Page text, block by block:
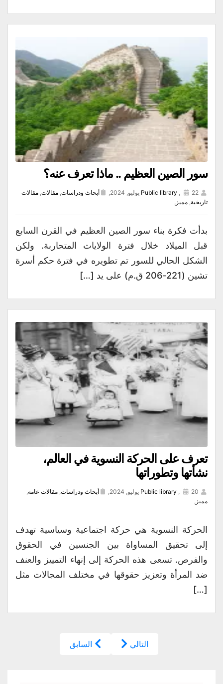
سور الصين العظيم .. ماذا تعرف عنه؟
Public library , 22 يوليو, 2024, أبحاث ودراسات, مقالات, مقالات
تاريخية, مميز ,
بدأت فكرة بناء سور الصين العظيم في القرن السابع
قبل الميلاد خلال فترة الولايات المتحاربة. ولكن
الشكل الحالي للسور تم تطويره في فترة حكم أسرة
تشين (221-206 ق.م) على يد […]
تعرف على الحركة النسوية في العالم،
نشأتها وتطوراتها
Public library , 20 يوليو, 2024, أبحاث ودراسات, مقالات عامة,
مميز ,
الحركة النسوية هي حركة اجتماعية وسياسية تهدف
إلى تحقيق المساواة بين الجنسين في الحقوق
والفرص. تسعى هذه الحركة إلى إنهاء التمييز والعنف
ضد المرأة وتعزيز حقوقها في مختلف المجالات مثل
[…]
التالي السابق